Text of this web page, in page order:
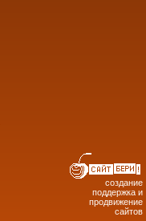
создание
поддержка и
продвижение
сайтов